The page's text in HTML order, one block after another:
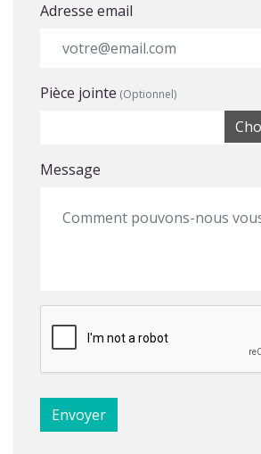
Adresse email
Pièce jointe (Optionnel)
Message